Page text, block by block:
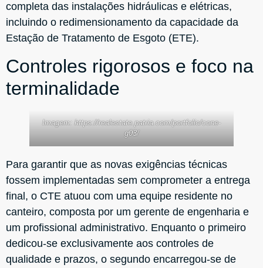
completa das instalações hidráulicas e elétricas,
incluindo o redimensionamento da capacidade da
Estação de Tratamento de Esgoto (ETE).
Controles rigorosos e foco na
terminalidade
Imagem: https://realestate.patria.com/portfolio/cone-
g03/
Para garantir que as novas exigências técnicas
fossem implementadas sem comprometer a entrega
final, o CTE atuou com uma equipe residente no
canteiro, composta por um gerente de engenharia e
um profissional administrativo. Enquanto o primeiro
dedicou-se exclusivamente aos controles de
qualidade e prazos, o segundo encarregou-se de